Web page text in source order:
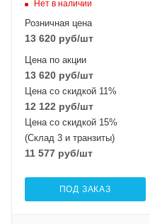
Нет в наличии
Розничная цена
13 620 руб/шт
Цена по акции
13 620 руб/шт
Цена со скидкой 11%
12 122 руб/шт
Цена со скидкой 15%
(Склад 3 и транзиты)
11 577 руб/шт
ПОД ЗАКАЗ